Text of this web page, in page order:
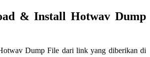
& Install Hotwav Dump
Dump File dari link yang diberikan di